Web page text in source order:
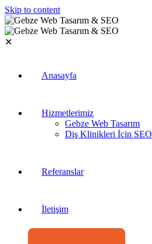
Skip to content
✕
Anasayfa
Hizmetlerimiz
Gebze Web Tasarım
Diş Klinikleri İçin SEO
Referanslar
İletişim